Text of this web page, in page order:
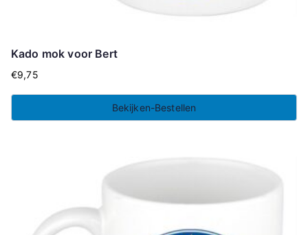
Kado mok voor Bert
€9,75
Bekijken-Bestellen